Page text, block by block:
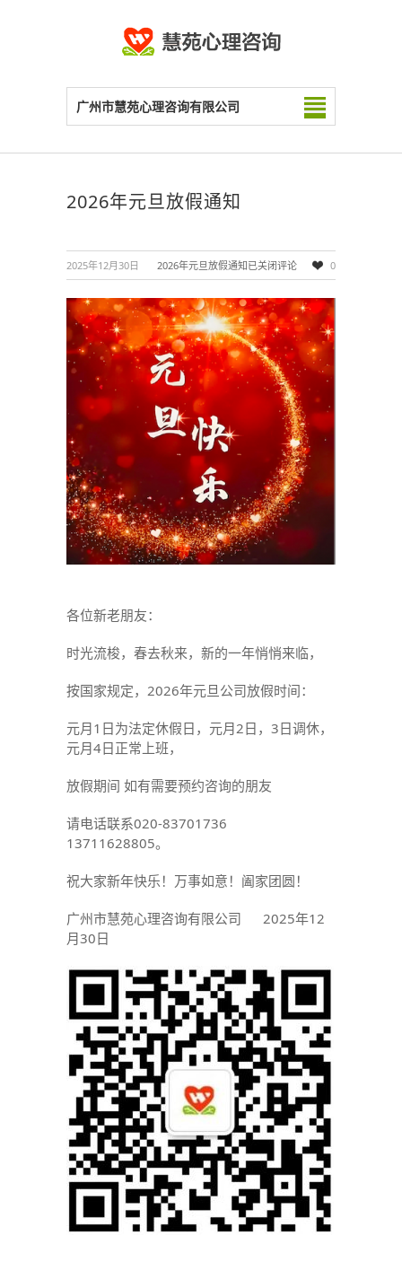
广州市慧苑心理咨询有限公司
2026年元旦放假通知
2025年12月30日 2026年元旦放假通知已关闭评论 0
各位新老朋友：
时光流梭，春去秋来，新的一年悄悄来临，
按国家规定，2026年元旦公司放假时间：
元月1日为法定休假日，元月2日，3日调休，
元月4日正常上班，
放假期间 如有需要预约咨询的朋友
请电话联系020-83701736
13711628805。
祝大家新年快乐！万事如意！阖家团圆！
广州市慧苑心理咨询有限公司 2025年12
月30日